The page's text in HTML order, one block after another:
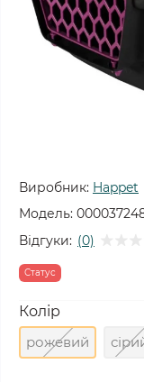
Виробник: Happet
Модель:
Відгуки: (0)
Статус
Колір
рожевий